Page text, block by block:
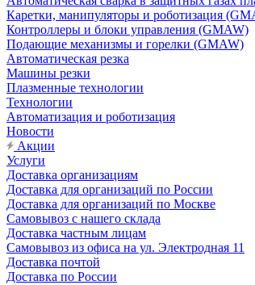
Каретки, манипуляторы и роботизация
Контроллеры и блоки управления (GMAW)
Подающие механизмы и горелки (GMAW)
Автоматическая резка
Машины резки
Плазменные технологии
Технологии
Автоматизация и роботизация
Новости
Акции
Услуги
Доставка организациям
Доставка для организаций по России
Доставка для организаций по Москве
Самовывоз с нашего склада
Доставка частным лицам
Самовывоз из офиса на ул. Электродная 11
Доставка почтой
Доставка по России